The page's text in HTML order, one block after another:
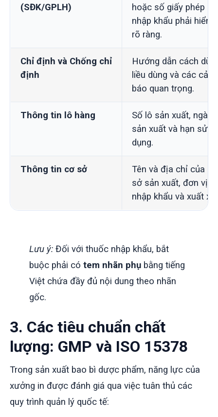
(SĐK/GPLH)
hoặc số giấy phép
nhập khẩu phải hiển
rõ ràng.
Chỉ định và Chống chỉ
định
Hướng dẫn cách
liều dùng và các cảnh
báo quan trọng.
Thông tin lô hàng
Số lô sản xuất, ngày
sản xuất và hạn sử
dụng.
Thông tin cơ sở
Tên và địa chỉ của cơ
sở sản xuất, đơn vị
nhập khẩu và xuất xứ.
Lưu ý: Đối với thuốc nhập khẩu, bắt
buộc phải có tem nhãn phụ bằng tiếng
Việt chứa đầy đủ nội dung theo nhãn
gốc.
3. Các tiêu chuẩn chất
lượng: GMP và ISO 15378
Trong sản xuất bao bì dược phẩm, năng lực của
xưởng in được đánh giá qua việc tuân thủ các
quy trình quản lý quốc tế: